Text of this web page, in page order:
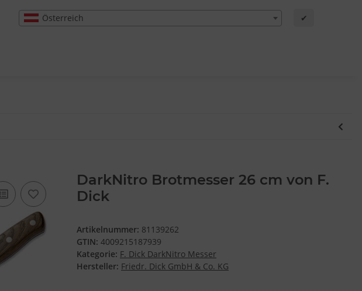
Österreich ✔
DarkNitro Brotmesser 26 cm von F.
Dick
Artikelnummer: 81139262
GTIN: 4009215187939
Kategorie: F. Dick DarkNitro Messer
Hersteller: Friedr. Dick GmbH & Co. KG